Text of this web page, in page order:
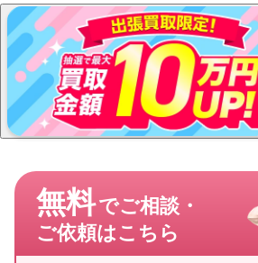
無料でご相談・
ご依頼はこちら